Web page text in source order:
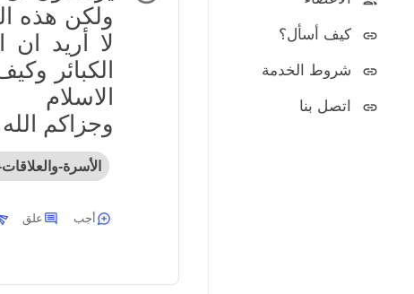
كيف أسأل؟
شروط الخدمة
اتصل بنا
ولكن هذه
لا أريد
الكبائر
الاسلام
وجزاكم الله
الأسرة-
أجب علق